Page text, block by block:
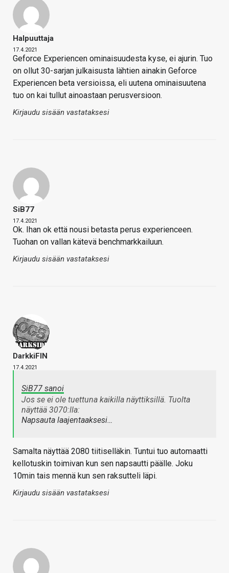
Halpuuttaja
17.4.2021
Geforce Experiencen ominaisuudesta kyse, ei ajurin. Tuo
on ollut 30-sarjan julkaisusta lähtien ainakin Geforce
Experiencen beta versioissa, eli uutena ominaisuutena
tuo on kai tullut ainoastaan perusversioon.
Kirjaudu sisään vastataksesi
SiB77
17.4.2021
Ok. Ihan ok että nousi betasta perus experienceen.
Tuohan on vallan kätevä benchmarkkailuun.
Kirjaudu sisään vastataksesi
DarkkiFIN
17.4.2021
SiB77 sanoi
Jos se ei ole tuettuna kaikilla näyttiksillä. Tuolta
näyttää 3070:lla:
Napsauta laajentaaksesi…
Samalta näyttää 2080 tiitiselläkin. Tuntui tuo automaatti
kellotuskin toimivan kun sen napsautti päälle. Joku
10min tais mennä kun sen raksutteli läpi.
Kirjaudu sisään vastataksesi